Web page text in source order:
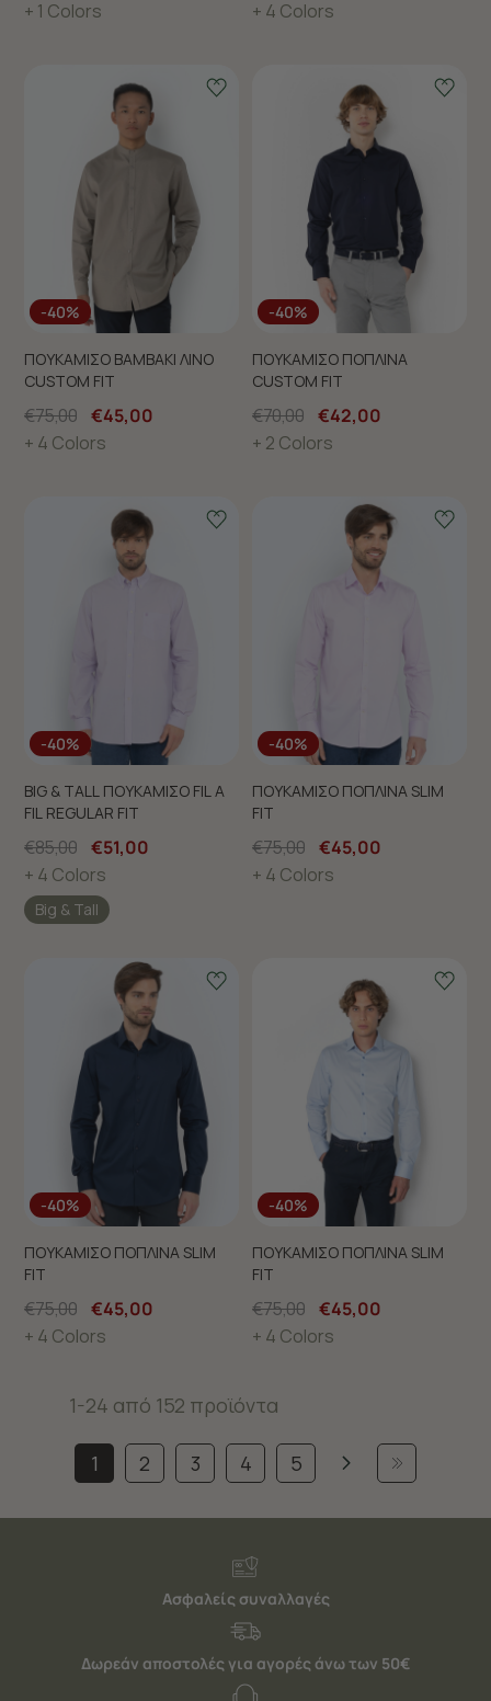
+ 1 Colors
+ 4 Colors
-40%
ΠΟΥΚΑΜΙΣΟ ΒΑΜΒΑΚΙ ΛΙΝΟ
CUSTOM FIT
€75,00 €45,00
+ 4 Colors
-40%
ΠΟΥΚΑΜΙΣΟ ΠΟΠΛΙΝΑ
CUSTOM FIT
€70,00 €42,00
+ 2 Colors
-40%
BIG & TALL ΠΟΥΚΑΜΙΣΟ FIL A
FIL REGULAR FIT
€85,00 €51,00
+ 4 Colors
Big & Tall
-40%
ΠΟΥΚΑΜΙΣΟ ΠΟΠΛΙΝΑ SLIM
FIT
€75,00 €45,00
+ 4 Colors
-40%
ΠΟΥΚΑΜΙΣΟ ΠΟΠΛΙΝΑ SLIM
FIT
€75,00 €45,00
+ 4 Colors
-40%
ΠΟΥΚΑΜΙΣΟ ΠΟΠΛΙΝΑ SLIM
FIT
€75,00 €45,00
+ 4 Colors
1-24 από 152 προϊόντα
1 2 3 4 5
Ασφαλείς συναλλαγές
Δωρεάν αποστολές για αγορές άνω των 50€